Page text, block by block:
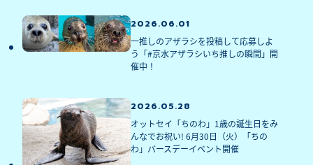
2026.06.01
一推しのアザラシを投稿して応募しよ
う「#京水アザラシいち推しの瞬間」開
催中！
2026.05.28
オットセイ「ちのわ」1歳の誕生日をみ
んなでお祝い! 6月30日（火）「ちの
わ」バースデーイベント開催